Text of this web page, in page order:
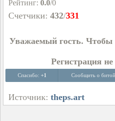
Рейтинг: 0.0/0
Счетчики: 432/331
Уважаемый гость. Чтобы
Регистрация
Спасибо: +1 Сообщить о
Источник: theps.art